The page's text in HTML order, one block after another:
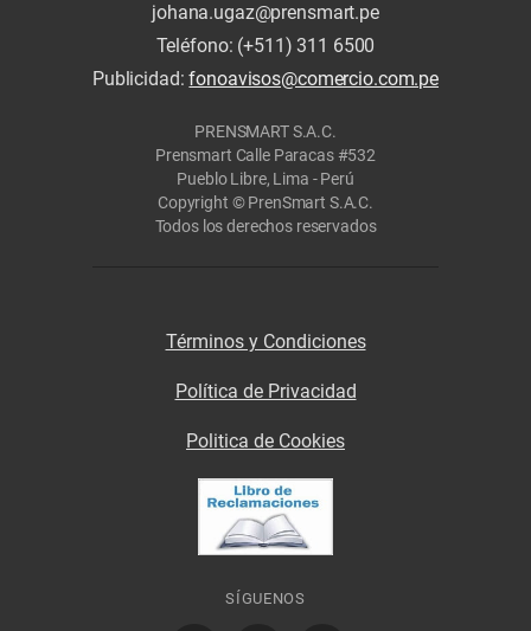
johana.ugaz@prensmart.pe
Teléfono: (+511) 311 6500
Publicidad:fonoavisos@comercio.com.pe
PRENSMART S.A.C.
Prensmart Calle Paracas #532
Pueblo Libre, Lima - Perú
Copyright © PrenSmart S.A.C.
Todos los derechos reservados
Términos y Condiciones
Política de Privacidad
Politica de Cookies
SÍGUENOS